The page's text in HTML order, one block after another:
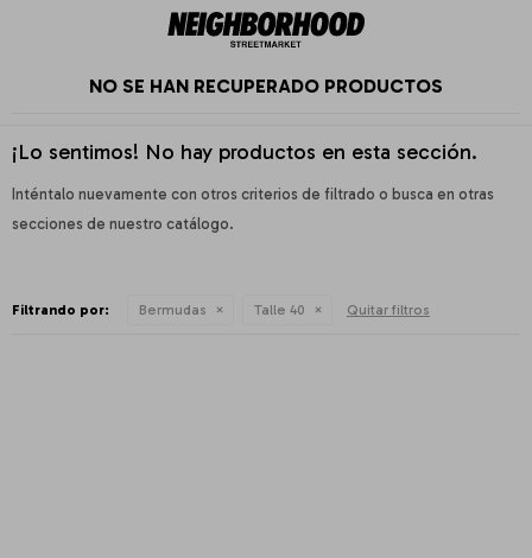
NO SE HAN RECUPERADO PRODUCTOS
¡Lo sentimos! No hay productos en esta sección.
Inténtalo nuevamente con otros criterios de filtrado o busca en otras
secciones de nuestro catálogo.
Filtrando por: Bermudas Talle 40 Quitar filtros